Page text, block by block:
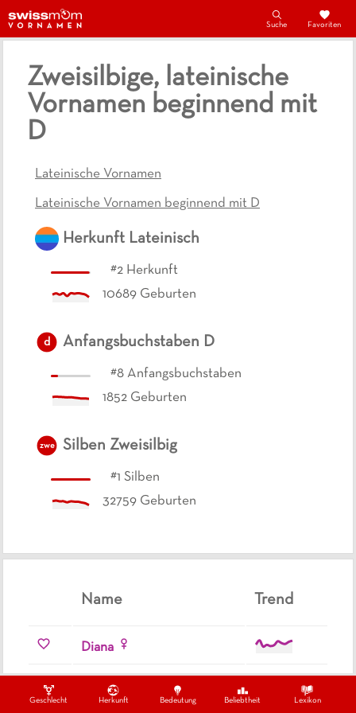
Geschlecht Herkunft Bedeutung Beliebtheit Lexikon
Suche Favoriten
Zweisilbige, lateinische
Vornamen beginnend mit
D
Lateinische Vornamen
Lateinische Vornamen beginnend mit D
Herkunft Lateinisch
#2 Herkunft
10689 Geburten
d Anfangsbuchstaben D
#8 Anfangsbuchstaben
1852 Geburten
zwe Silben Zweisilbig
#1 Silben
32759 Geburten
Name Trend
Diana
Diane